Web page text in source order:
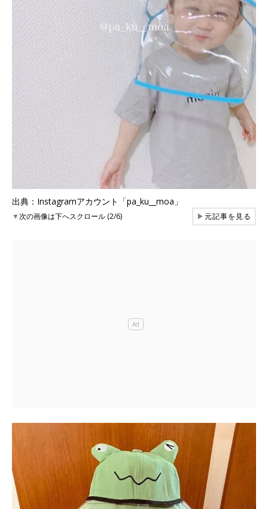
出典：Instagramアカウント「pa_ku__moa」
▼次の画像は下へスクロール (2/6) ▶元記事を見る